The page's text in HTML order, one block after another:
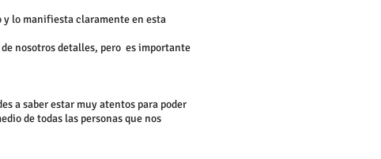
y lo manifiesta claramente en esta
nosotros detalles, pero es importante
a saber estar muy atentos para poder
de todas las personas que nos